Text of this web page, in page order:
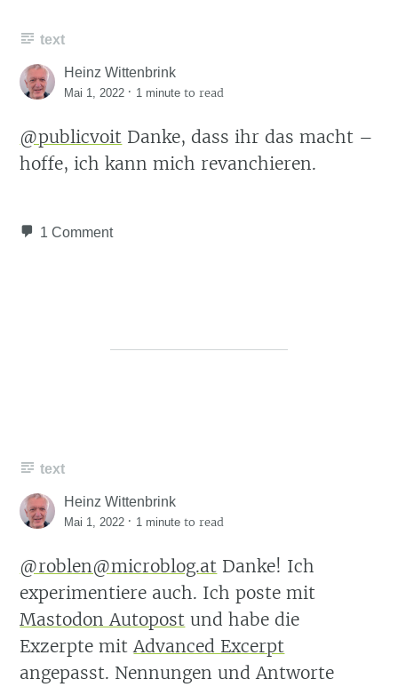
text
Heinz Wittenbrink
Mai 1, 2022 · 1 minute to read
@publicvoit Danke, dass ihr das macht –
hoffe, ich kann mich revanchieren.
1 Comment
text
Heinz Wittenbrink
Mai 1, 2022 · 1 minute to read
@roblen@microblog.at Danke! Ich
experimentiere auch. Ich poste mit
Mastodon Autopost und habe die
Exzerpte mit Advanced Excerpt
angepasst. Nennungen und Antworte